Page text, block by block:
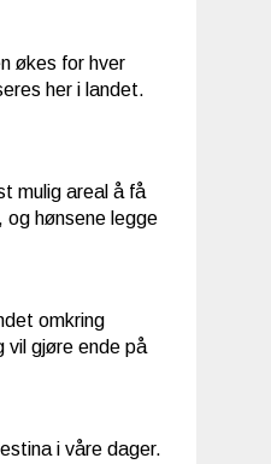
økes for hver
her i landet.
mulig areal å få
og hønsene legge
omkring
vil gjøre ende på
i våre dager.